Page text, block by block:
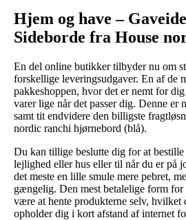
Hjem og have –
Sideborde fra House
En del online butikker tilbyder nu om
forskellige leveringsudgaver. En af de
pakkeshoppen, hvor det er nemt for
varer lige når det passer dig. Denne er
samt tit endvidere den billigste
nordic ranchi hjørnebord (blå).
Du kan tillige beslutte dig for at
lejlighed eller hus eller til når du er på
det meste en lille smule mere pebret,
gængelig. Den mest betalelige form
være at hente produkterne selv, hvilket
opholder dig i kort afstand af internet